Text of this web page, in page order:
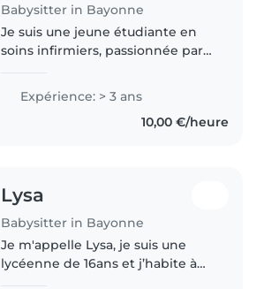
Babysitter in Bayonne
Je suis une jeune étudiante en
soins infirmiers, passionnée par
ans d'expérience en garde
d'enfants, je m'occupe avec
plaisir des bébés, des tout-
Expérience: > 3 ans
10,00 €/heure
Lysa
Babysitter in Bayonne
Je m'appelle Lysa, je suis une
lycéenne de 16ans et j’habite à